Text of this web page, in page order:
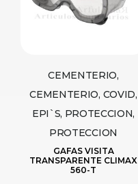
CEMENTERIO,
CEMENTERIO, COVID,
EPI`S, PROTECCION,
PROTECCION
GAFAS VISITA
TRANSPARENTE CLIMAX
560-T